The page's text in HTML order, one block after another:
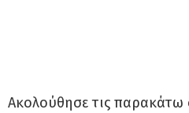
Ακολούθησε τις παρακάτω